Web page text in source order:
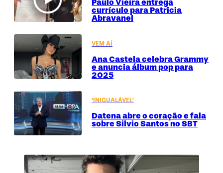
Paulo Vieira entrega
currículo para Patricia
Abravanel
VEM AÍ
Ana Castela celebra Grammy
e anuncia álbum pop para
2025
‘INIGUALÁVEL’
Datena abre o coração e fala
sobre Silvio Santos no SBT